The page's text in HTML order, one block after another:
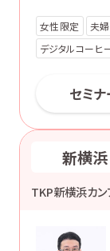
女性限定 夫
デジタルコーヒ
セミ
新横浜
TKP新横浜カン